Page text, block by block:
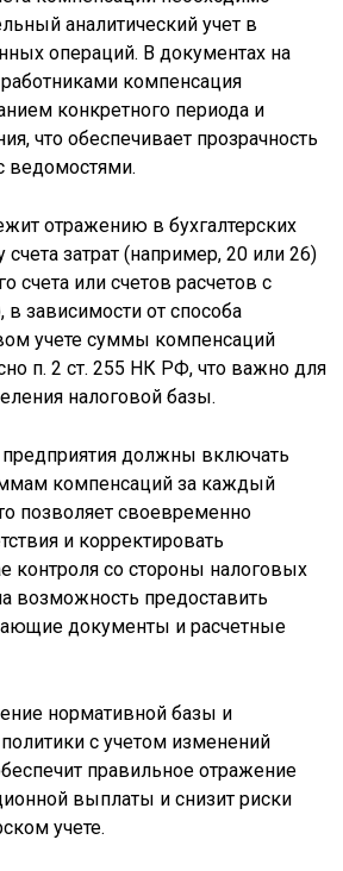
аналитический учет в
операций. В документах на
работниками компенсация
конкретного периода и
что обеспечивает прозрачность
ведомостями.
отражению в бухгалтерских
счета затрат (например, 20 или 26)
счета или счетов расчетов с
в зависимости от способа
учете суммы компенсаций
п. 2 ст. 255 НК РФ, что важно для
налоговой базы.
предприятия должны включать
компенсаций за каждый
позволяет своевременно
и корректировать
контроля со стороны налоговых
возможность предоставить
документы и расчетные
нормативной базы и
с учетом изменений
правильное отражение
выплаты и снизит риски
учете.